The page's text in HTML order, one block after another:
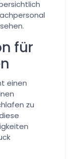
für
einen
zu